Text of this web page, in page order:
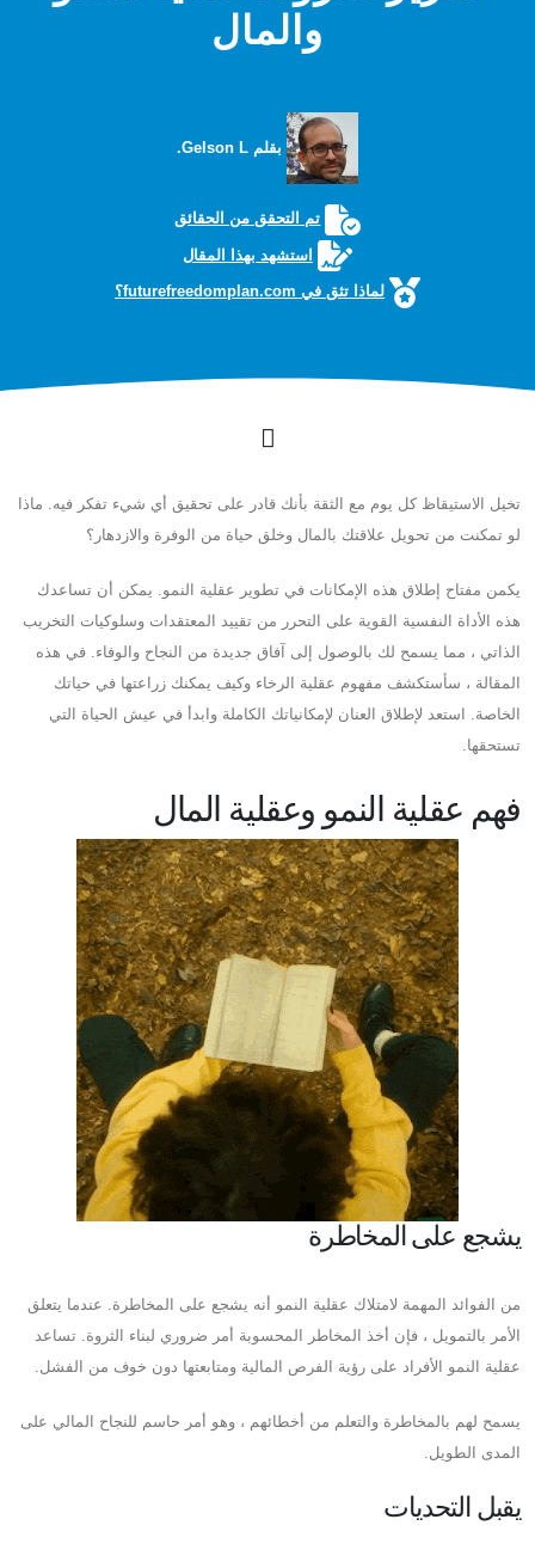
والمال
بقلم Gelson L.
تم التحقق من الحقائق
استشهد بهذا المقال
لماذا تثق في futurefreedomplan.com؟
تخيل الاستيقاظ كل يوم مع الثقة بأنك قادر على تحقيق أي شيء تفكر فيه. ماذا
لو تمكنت من تحويل علاقتك بالمال وخلق حياة من الوفرة والازدهار؟
يكمن مفتاح إطلاق هذه الإمكانات في تطوير عقلية النمو. يمكن أن تساعدك
هذه الأداة النفسية القوية على التحرر من تقييد المعتقدات وسلوكيات التخريب
الذاتي ، مما يسمح لك بالوصول إلى آفاق جديدة من النجاح والوفاء. في هذه
المقالة ، سأستكشف مفهوم عقلية الرخاء وكيف يمكنك زراعتها في حياتك
الخاصة. استعد لإطلاق العنان لإمكانياتك الكاملة وابدأ في عيش الحياة التي
تستحقها.
فهم عقلية النمو وعقلية المال
يشجع على المخاطرة
من الفوائد المهمة لامتلاك عقلية النمو أنه يشجع على المخاطرة. عندما يتعلق
الأمر بالتمويل ، فإن أخذ المخاطر المحسوبة أمر ضروري لبناء الثروة. تساعد
عقلية النمو الأفراد على رؤية الفرص المالية ومتابعتها دون خوف من الفشل.
يسمح لهم بالمخاطرة والتعلم من أخطائهم ، وهو أمر حاسم للنجاح المالي على
المدى الطويل.
يقبل التحديات